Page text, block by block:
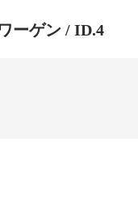
ーゲン / ID.4